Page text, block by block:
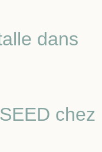
dans
chez